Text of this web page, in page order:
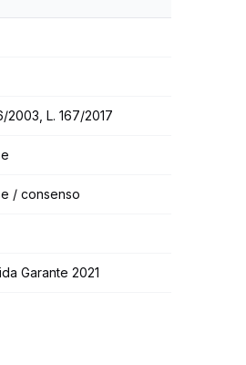
2003, L. 167/2017
/ consenso
Garante 2021